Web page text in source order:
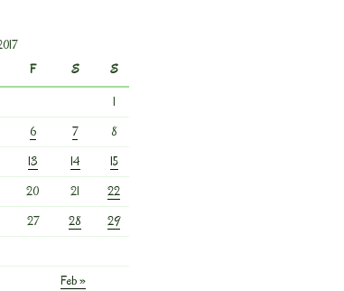
F S
S
1
6 7
8
13 14
15
20 21
22
27 28
29
Feb »